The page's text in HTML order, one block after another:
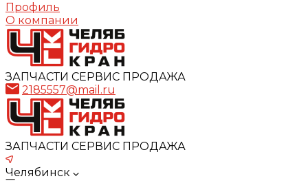
Профиль
О компании
ЗАПЧАСТИ СЕРВИС ПРОДАЖА
2185557@mail.ru
ЗАПЧАСТИ СЕРВИС ПРОДАЖА
Челябинск